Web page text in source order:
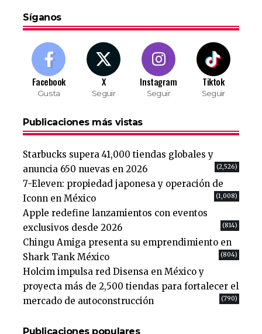
Síganos
Facebook
Gusta
X
Seguir
Instagram
Seguir
Tiktok
Seguir
Publicaciones más vistas
Starbucks supera 41,000 tiendas globales y
anuncia 650 nuevas en 2026
(2,526)
7-Eleven: propiedad japonesa y operación de
Iconn en México
(1,008)
Apple redefine lanzamientos con eventos
exclusivos desde 2026
(814)
Chingu Amiga presenta su emprendimiento en
Shark Tank México
(804)
Holcim impulsa red Disensa en México y
proyecta más de 2,500 tiendas para fortalecer el
mercado de autoconstrucción
(790)
Publicaciones populares